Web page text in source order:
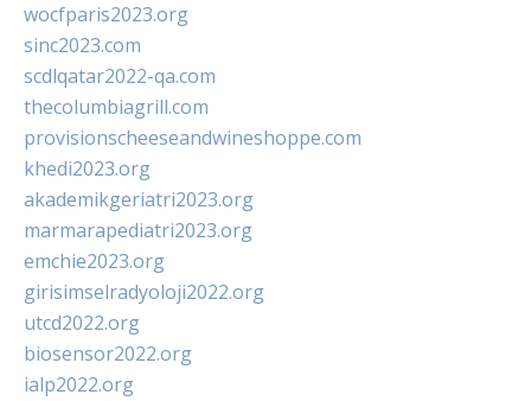
wocfparis2023.org
sinc2023.com
scdlqatar2022-qa.com
thecolumbiagrill.com
provisionscheeseandwineshoppe.com
khedi2023.org
akademikgeriatri2023.org
marmarapediatri2023.org
emchie2023.org
girisimselradyoloji2022.org
utcd2022.org
biosensor2022.org
ialp2022.org